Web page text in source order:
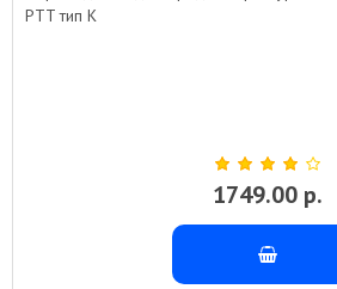
PTT тип K
1749.00 р.